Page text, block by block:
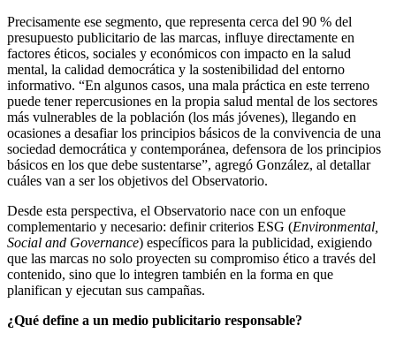
Precisamente ese segmento, que representa cerca del 90 % del
presupuesto publicitario de las marcas, influye directamente en
factores éticos, sociales y económicos con impacto en la salud
mental, la calidad democrática y la sostenibilidad del entorno
informativo. “En algunos casos, una mala práctica en este terreno
puede tener repercusiones en la propia salud mental de los sectores
más vulnerables de la población (los más jóvenes), llegando en
ocasiones a desafiar los principios básicos de la convivencia de una
sociedad democrática y contemporánea, defensora de los principios
básicos en los que debe sustentarse”, agregó González, al detallar
cuáles van a ser los objetivos del Observatorio.
Desde esta perspectiva, el Observatorio nace con un enfoque
complementario y necesario: definir criterios ESG (Environmental,
Social and Governance) específicos para la publicidad, exigiendo
que las marcas no solo proyecten su compromiso ético a través del
contenido, sino que lo integren también en la forma en que
planifican y ejecutan sus campañas.
¿Qué define a un medio publicitario responsable?